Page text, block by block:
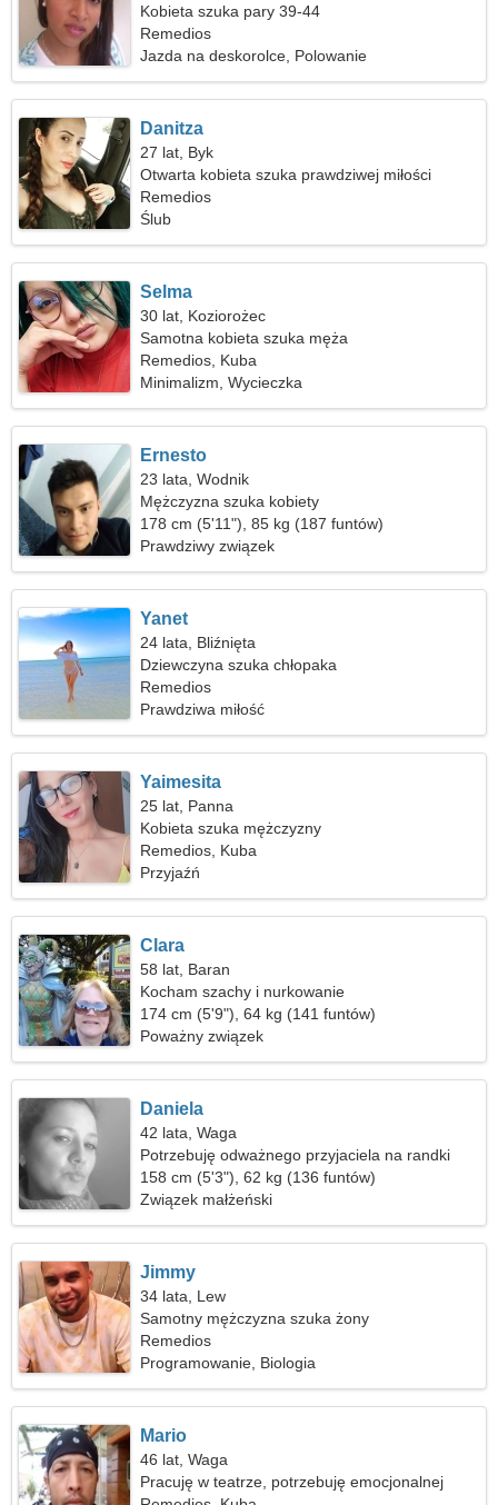
Kobieta szuka pary 39-44
Remedios
Jazda na deskorolce, Polowanie
Danitza
27 lat, Byk
Otwarta kobieta szuka prawdziwej miłości
Remedios
Ślub
Selma
30 lat, Koziorożec
Samotna kobieta szuka męża
Remedios, Kuba
Minimalizm, Wycieczka
Ernesto
23 lata, Wodnik
Mężczyzna szuka kobiety
178 cm (5'11"), 85 kg (187 funtów)
Prawdziwy związek
Yanet
24 lata, Bliźnięta
Dziewczyna szuka chłopaka
Remedios
Prawdziwa miłość
Yaimesita
25 lat, Panna
Kobieta szuka mężczyzny
Remedios, Kuba
Przyjaźń
Clara
58 lat, Baran
Kocham szachy i nurkowanie
174 cm (5'9"), 64 kg (141 funtów)
Poważny związek
Daniela
42 lata, Waga
Potrzebuję odważnego przyjaciela na randki
158 cm (5'3"), 62 kg (136 funtów)
Związek małżeński
Jimmy
34 lata, Lew
Samotny mężczyzna szuka żony
Remedios
Programowanie, Biologia
Mario
46 lat, Waga
Pracuję w teatrze, potrzebuję emocjonalnej